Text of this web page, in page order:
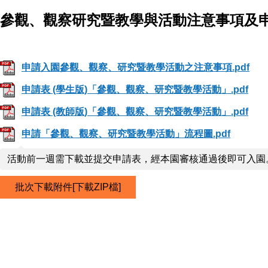
參觀、觀察研究暨教學與活動注意事項及
申請入園參觀、觀察、研究暨教學活動之注意事項.pdf
申請表 (學生版)「參觀、觀察、研究暨教學活動」.pdf
申請表 (教師版)「參觀、觀察、研究暨教學活動」.pdf
申請「參觀、觀察、研究暨教學活動」流程圖.pdf
活動前一週需下載並提交申請表，經本園審核通過後即可入園
批次下載附件[下載ZIP檔]